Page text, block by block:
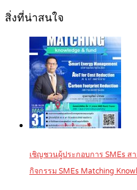
สิ่งที่น่าสนใจ
เชิญชวนผู้ประกอบการ SMEs ส
กิจกรรม SMEs Matching